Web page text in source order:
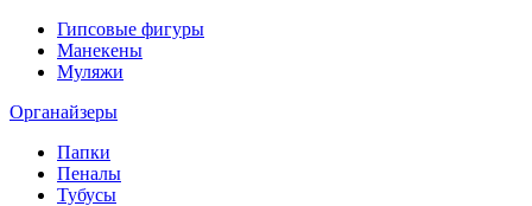
Гипсовые фигуры
Манекены
Муляжи
Органайзеры
Папки
Пеналы
Тубусы